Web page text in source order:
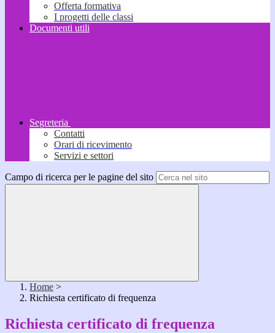
Offerta formativa
I progetti delle classi
Documenti utili
Segreteria
Contatti
Orari di ricevimento
Servizi e settori
Campo di ricerca per le pagine del sito
Home >
Richiesta certificato di frequenza
Richiesta certificato di frequenza